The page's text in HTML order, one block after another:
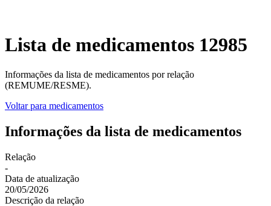
Lista de medicamentos 12985
Informações da lista de medicamentos por relação
(REMUME/RESME).
Voltar para medicamentos
Informações da lista de medicamentos
Relação
-
Data de atualização
20/05/2026
Descrição da relação